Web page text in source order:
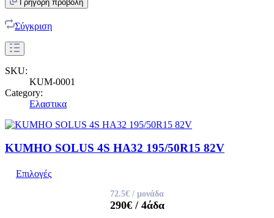
Γρήγορη προβολή
Σύγκριση
SKU:
KUM-0001
Category:
Ελαστικα
KUMHO SOLUS 4S HA32 195/50R15 82V
Επιλογές
72.5€ / μονάδα
290€/ 4άδα